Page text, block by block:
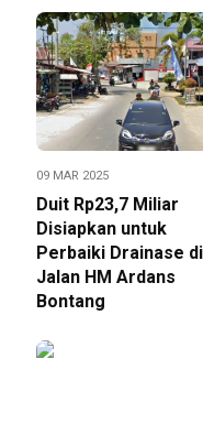
09 MAR 2025
Duit Rp23,7 Miliar
Disiapkan untuk
Perbaiki Drainase di
Jalan HM Ardans
Bontang